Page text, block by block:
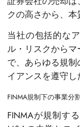
クの高さから、本
当社の包括的な
ル・リスクから
で、あらゆる規
イアンスを遵守し
FINMA規制下の事業分
FINMAが規制す